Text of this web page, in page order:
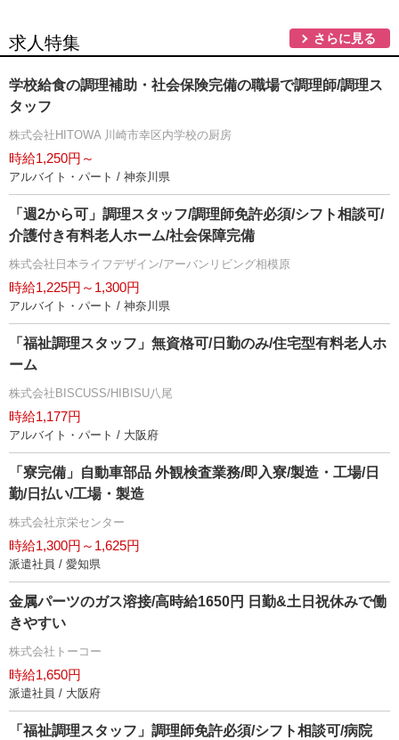
求人特集 さらに見る
学校給食の調理補助・社会保険完備の職場で調理師/調理ス
タッフ
株式会社HITOWA 川崎市幸区内学校の厨房
時給1,250円～
アルバイト・パート / 神奈川県
「週2から可」調理スタッフ/調理師免許必須/シフト相談可/
介護付き有料老人ホーム/社会保障完備
株式会社日本ライフデザイン/アーバンリビング相模原
時給1,225円～1,300円
アルバイト・パート / 神奈川県
「福祉調理スタッフ」無資格可/日勤のみ/住宅型有料老人ホ
ーム
株式会社BISCUSS/HIBISU八尾
時給1,177円
アルバイト・パート / 大阪府
「寮完備」自動車部品 外観検査業務/即入寮/製造・工場/日
勤/日払い/工場・製造
株式会社京栄センター
時給1,300円～1,625円
派遣社員 / 愛知県
金属パーツのガス溶接/高時給1650円 日勤&土日祝休みで働
きやすい
株式会社トーコー
時給1,650円
派遣社員 / 大阪府
「福祉調理スタッフ」調理師免許必須/シフト相談可/病院